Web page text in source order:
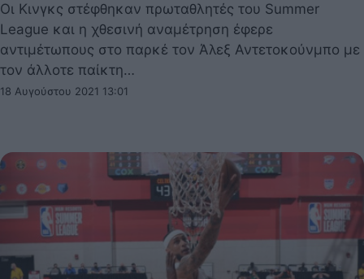
Οι Κινγκς στέφθηκαν πρωταθλητές του Summer
League και η χθεσινή αναμέτρηση έφερε
αντιμέτωπους στο παρκέ τον Άλεξ Αντετοκούνμπο με
τον άλλοτε παίκτη…
18 Αυγούστου 2021 13:01